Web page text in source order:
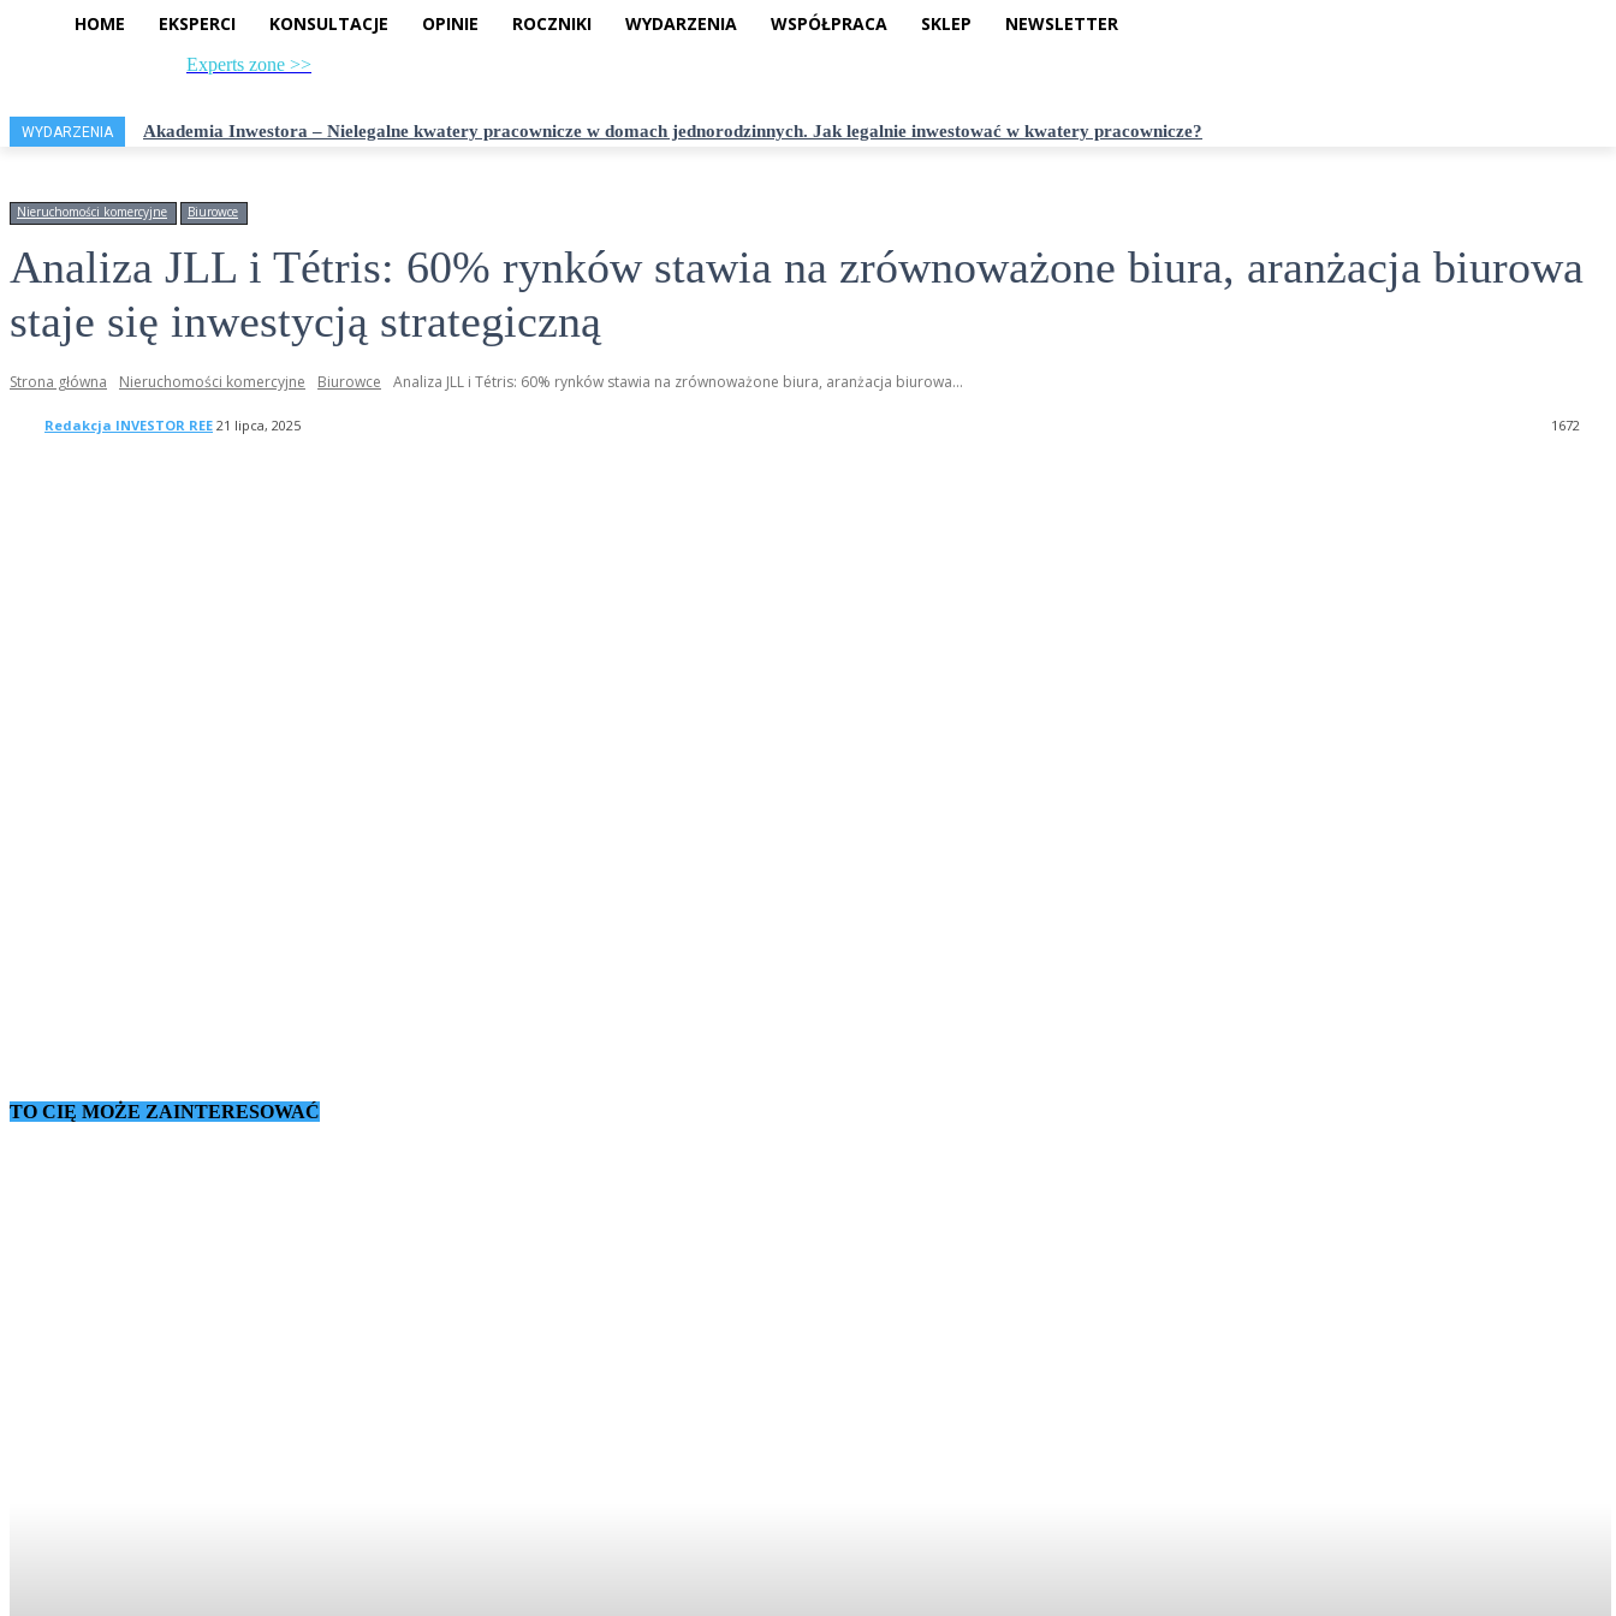
HOME EKSPERCI KONSULTACJE OPINIE ROCZNIKI WYDARZENIA WSPÓŁPRACA SKLEP NEWSLETTER
Experts zone >>
WYDARZENIA Akademia Inwestora – Nielegalne kwatery pracownicze w domach jednorodzinnych. Jak legalnie inwestować w kwatery pracownicze?
Nieruchomości komercyjne Biurowce
Analiza JLL i Tétris: 60% rynków stawia na zrównoważone biura, aranżacja biurowa
staje się inwestycją strategiczną
Strona główna Nieruchomości komercyjne Biurowce Analiza JLL i Tétris: 60% rynków stawia na zrównoważone biura, aranżacja biurowa...
Redakcja INVESTOR REE 21 lipca, 2025 1 672
TO CIĘ MOŻE ZAINTERESOWAĆ